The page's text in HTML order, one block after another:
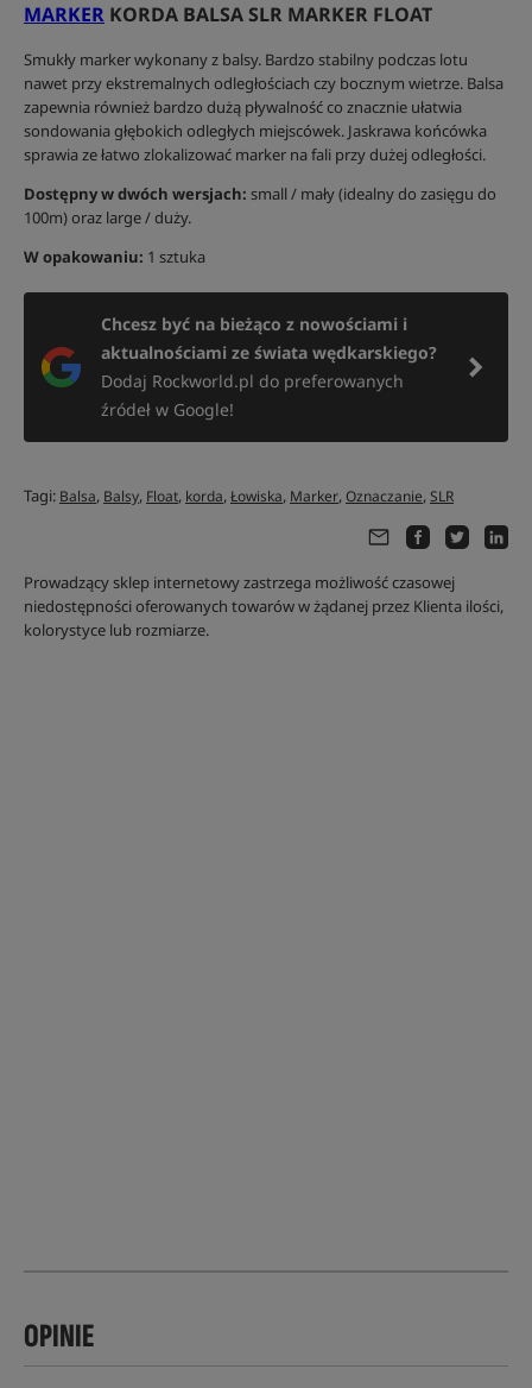
MARKER KORDA BALSA SLR MARKER FLOAT
Smukły marker wykonany z balsy. Bardzo stabilny podczas lotu
nawet przy ekstremalnych odległościach czy bocznym wietrze. Balsa
zapewnia również bardzo dużą pływalność co znacznie ułatwia
sondowania głębokich odległych miejscówek. Jaskrawa końcówka
sprawia ze łatwo zlokalizować marker na fali przy dużej odległości.
Dostępny w dwóch wersjach: small / mały (idealny do zasięgu do
100m) oraz large / duży.
W opakowaniu: 1 sztuka
Chcesz być na bieżąco z nowościami i
aktualnościami ze świata wędkarskiego?
Dodaj Rockworld.pl do preferowanych
źródeł w Google!
Tagi: Balsa, Balsy, Float, korda,Łowiska, Marker,Oznaczanie,SLR
Prowadzący sklep internetowy zastrzega możliwość czasowej
niedostępności oferowanych towarów w żądanej przez Klienta ilości,
kolorystyce lub rozmiarze.
OPINIE